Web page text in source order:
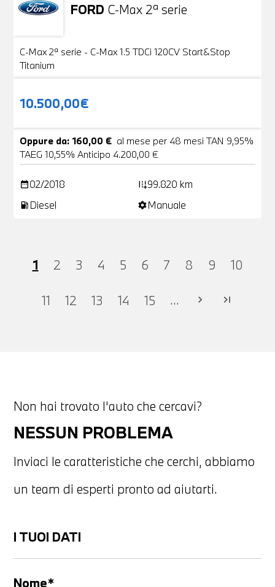
FORD C-Max 2ª serie
VENDUTA
C-Max 2ª serie - C-Max 1.5 TDCi 120CV Start&Stop
Titanium
10.500,00€
Oppure da: 160,00 € al mese per 48 mesi TAN 9,95%
TAEG 10,55% Anticipo 4.200,00 €
date_range02/2018 add_road99.820 km
local_gas_station Diesel settingsManuale
1 2 3 4 5 6 7 8 9 10
11 12 13 14 15 ... chevron_right last_page
Non hai trovato l'auto che cercavi?
NESSUN PROBLEMA
Inviaci le caratteristiche che cerchi, abbiamo
un team di esperti pronto ad aiutarti.
I TUOI DATI
Nome*